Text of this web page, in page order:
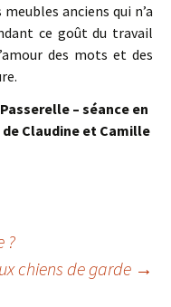
anciens qui n’a
ce goût du travail
des mots et des
– séance en
Claudine et Camille
?
chiens de garde →